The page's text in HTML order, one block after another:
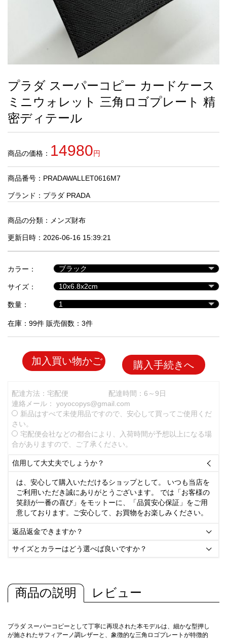
お
す
す
め
商
人
気
商
セ
ル
品
プラダ スーパーコピー カードケース
ミニウォレット 三角ロゴプレート 精
密ディテール
商品の価格： 14980円
商品番号：PRADAWALLET0616M7
ブランド： プラダ PRADA
商品の分類： メンズ財布
更新日時：2026-06-16 15:39:21
カラー：
サイズ：
数量：
在庫：99件 販売個数：3件
加入買い物かご 購入手続きへ
配達方法：宅配便
配達時間：6～9日
連絡メール： yoyocopys@gmail.com
新品はすべて未使用品ですので、安心して買ってご使用くだ
さい。
宅配便会社などの都合により、入荷時間が予想以上になる場
合がありますので、ご了承ください。
信用して大丈夫でしょうか？ 
は、安心して購入いただけるショップとして。 いつも当店を
ご利用いただき誠にありがとうございます。 では「お客様の
笑顔が一番の喜び」をモットーに、「品質安心保証」をご用
意しております。ご安心して、お買物をお楽しみください。
返品返金できますか？ 
サイズとカラーはどう選べば良いですか？ 
商品の説明 レビュー
プラダ スーパーコピーとして丁寧に再現された本モデルは、細かな型押し
が施されたサフィアーノ調レザーと、象徴的な三角ロゴプレートが特徴的